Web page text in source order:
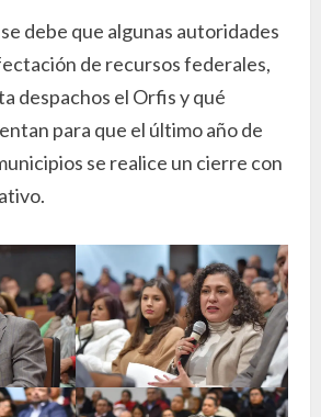
debe que algunas autoridades
de recursos federales,
despachos el Orfis y qué
para que el último año de
se realice un cierre con